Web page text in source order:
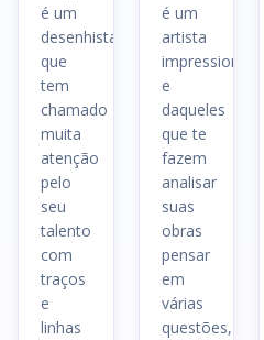
é um
desenhista
que
tem
chamado
muita
atenção
pelo
seu
talento
com
traços
e
linhas
é um
artista
impressionante
e
daqueles
que te
fazem
analisar
suas
obras
pensar
em
várias
questões,